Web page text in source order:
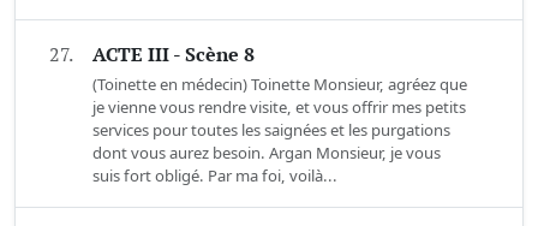
27. ACTE III - Scène 8
(Toinette en médecin) Toinette Monsieur, agréez que
je vienne vous rendre visite, et vous offrir mes petits
services pour toutes les saignées et les purgations
dont vous aurez besoin. Argan Monsieur, je vous
suis fort obligé. Par ma foi, voilà...